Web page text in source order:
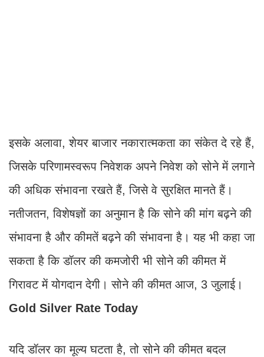
इसके अलावा, शेयर बाजार नकारात्मकता का संकेत दे रहे हैं,
जिसके परिणामस्वरूप निवेशक अपने निवेश को सोने में लगाने
की अधिक संभावना रखते हैं, जिसे वे सुरक्षित मानते हैं।
नतीजतन, विशेषज्ञों का अनुमान है कि सोने की मांग बढ़ने की
संभावना है और कीमतें बढ़ने की संभावना है। यह भी कहा जा
सकता है कि डॉलर की कमजोरी भी सोने की कीमत में
गिरावट में योगदान देगी। सोने की कीमत आज, 3 जुलाई।
Gold Silver Rate Today
यदि डॉलर का मूल्य घटता है, तो सोने की कीमत बदल